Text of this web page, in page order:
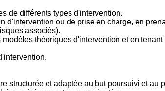
de différents types d'intervention.
d'intervention ou de prise en charge, en
associés).
théoriques d'intervention et en
structurée et adaptée au but poursuivi et au